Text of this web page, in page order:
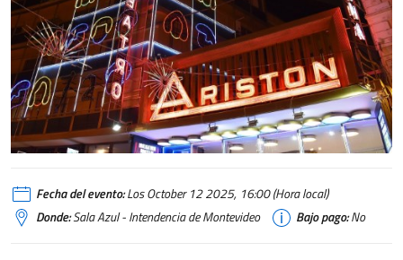
Fecha del evento:Los October 12 2025, 16:00 (Hora local)
Donde:Sala Azul - Intendencia de Montevideo Bajo pago:No